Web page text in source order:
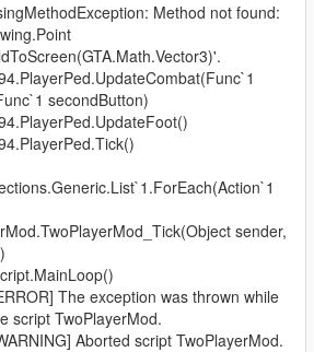
Method not found:
secondButton)
sender,
The exception was thrown while
script TwoPlayerMod.
Aborted script TwoPlayerMod.